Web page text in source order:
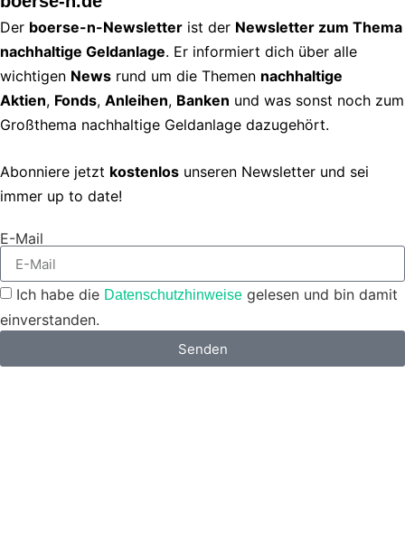
Der boerse-n-Newsletter ist der Newsletter zum Thema
nachhaltige Geldanlage. Er informiert dich über alle
wichtigen News rund um die Themen nachhaltige
Aktien, Fonds, Anleihen, Banken und was sonst noch zum
Großthema nachhaltige Geldanlage dazugehört.
Abonniere jetzt kostenlos unseren Newsletter und sei
immer up to date!
E-Mail
Ich habe die Datenschutzhinweise gelesen und bin damit
einverstanden.
Senden